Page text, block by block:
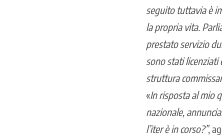
seguito tuttavia è
la propria vita.
prestato servizio
sono stati licenziati
struttura
«In risposta al mio
nazionale,
l’iter è in corso?”,